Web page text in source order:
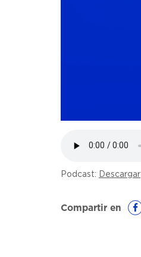
Podcast: Descargar
Compartir en